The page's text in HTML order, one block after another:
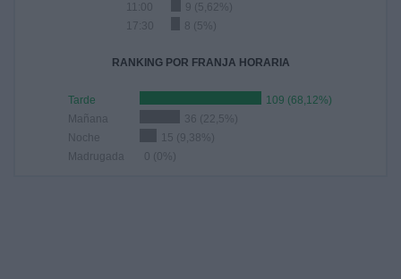
9 (5,62%)
17:30
8 (5%)
RANKING POR FRANJA HORARIA
Tarde
109 (68,12%)
Mañana
36 (22,5%)
Noche
15 (9,38%)
Madrugada
0 (0%)